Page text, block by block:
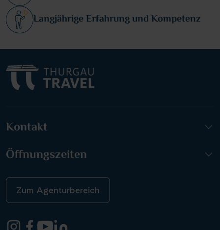
Langjährige Erfahrung und Kompetenz
Kontakt
Öffnungszeiten
Zum Agenturbereich